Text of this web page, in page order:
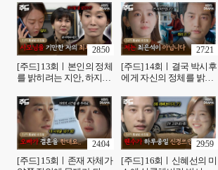
가야한다니.. 😰 [황금빛
내 인생]| KBS 방송
물 안 나게 해주세요.. 😭
😭 [황금빛 내 인생]| KBS
방송
[주드] 13회ㅣ본인의 정체
를 밝히려는 지안, 하지만
사람인지 알게 됐다. [황금
빛 내 인생]| KBS 방송
28:50
[주드] 14회ㅣ결국 박시후
에게 자신의 정체를 밝히
내 인생]| KBS 방송
27:21
[주드] 15회ㅣ존재 자체가
24:04
[주드] 16회ㅣ신혜선의 미
29:59